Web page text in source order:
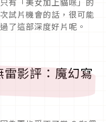
試片機會的話，很可能
了這部深度好片呢。
雷影評：魔幻寫